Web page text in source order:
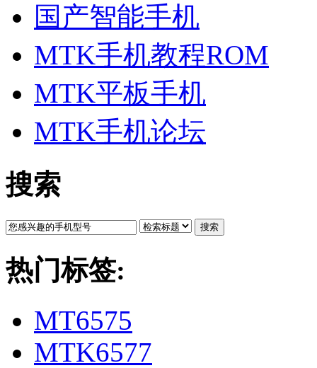
国产智能手机
MTK手机教程ROM
MTK平板手机
MTK手机论坛
搜索
搜索
热门标签:
MT6575
MTK6577